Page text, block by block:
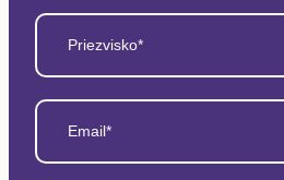
Priezvisko*
Email*